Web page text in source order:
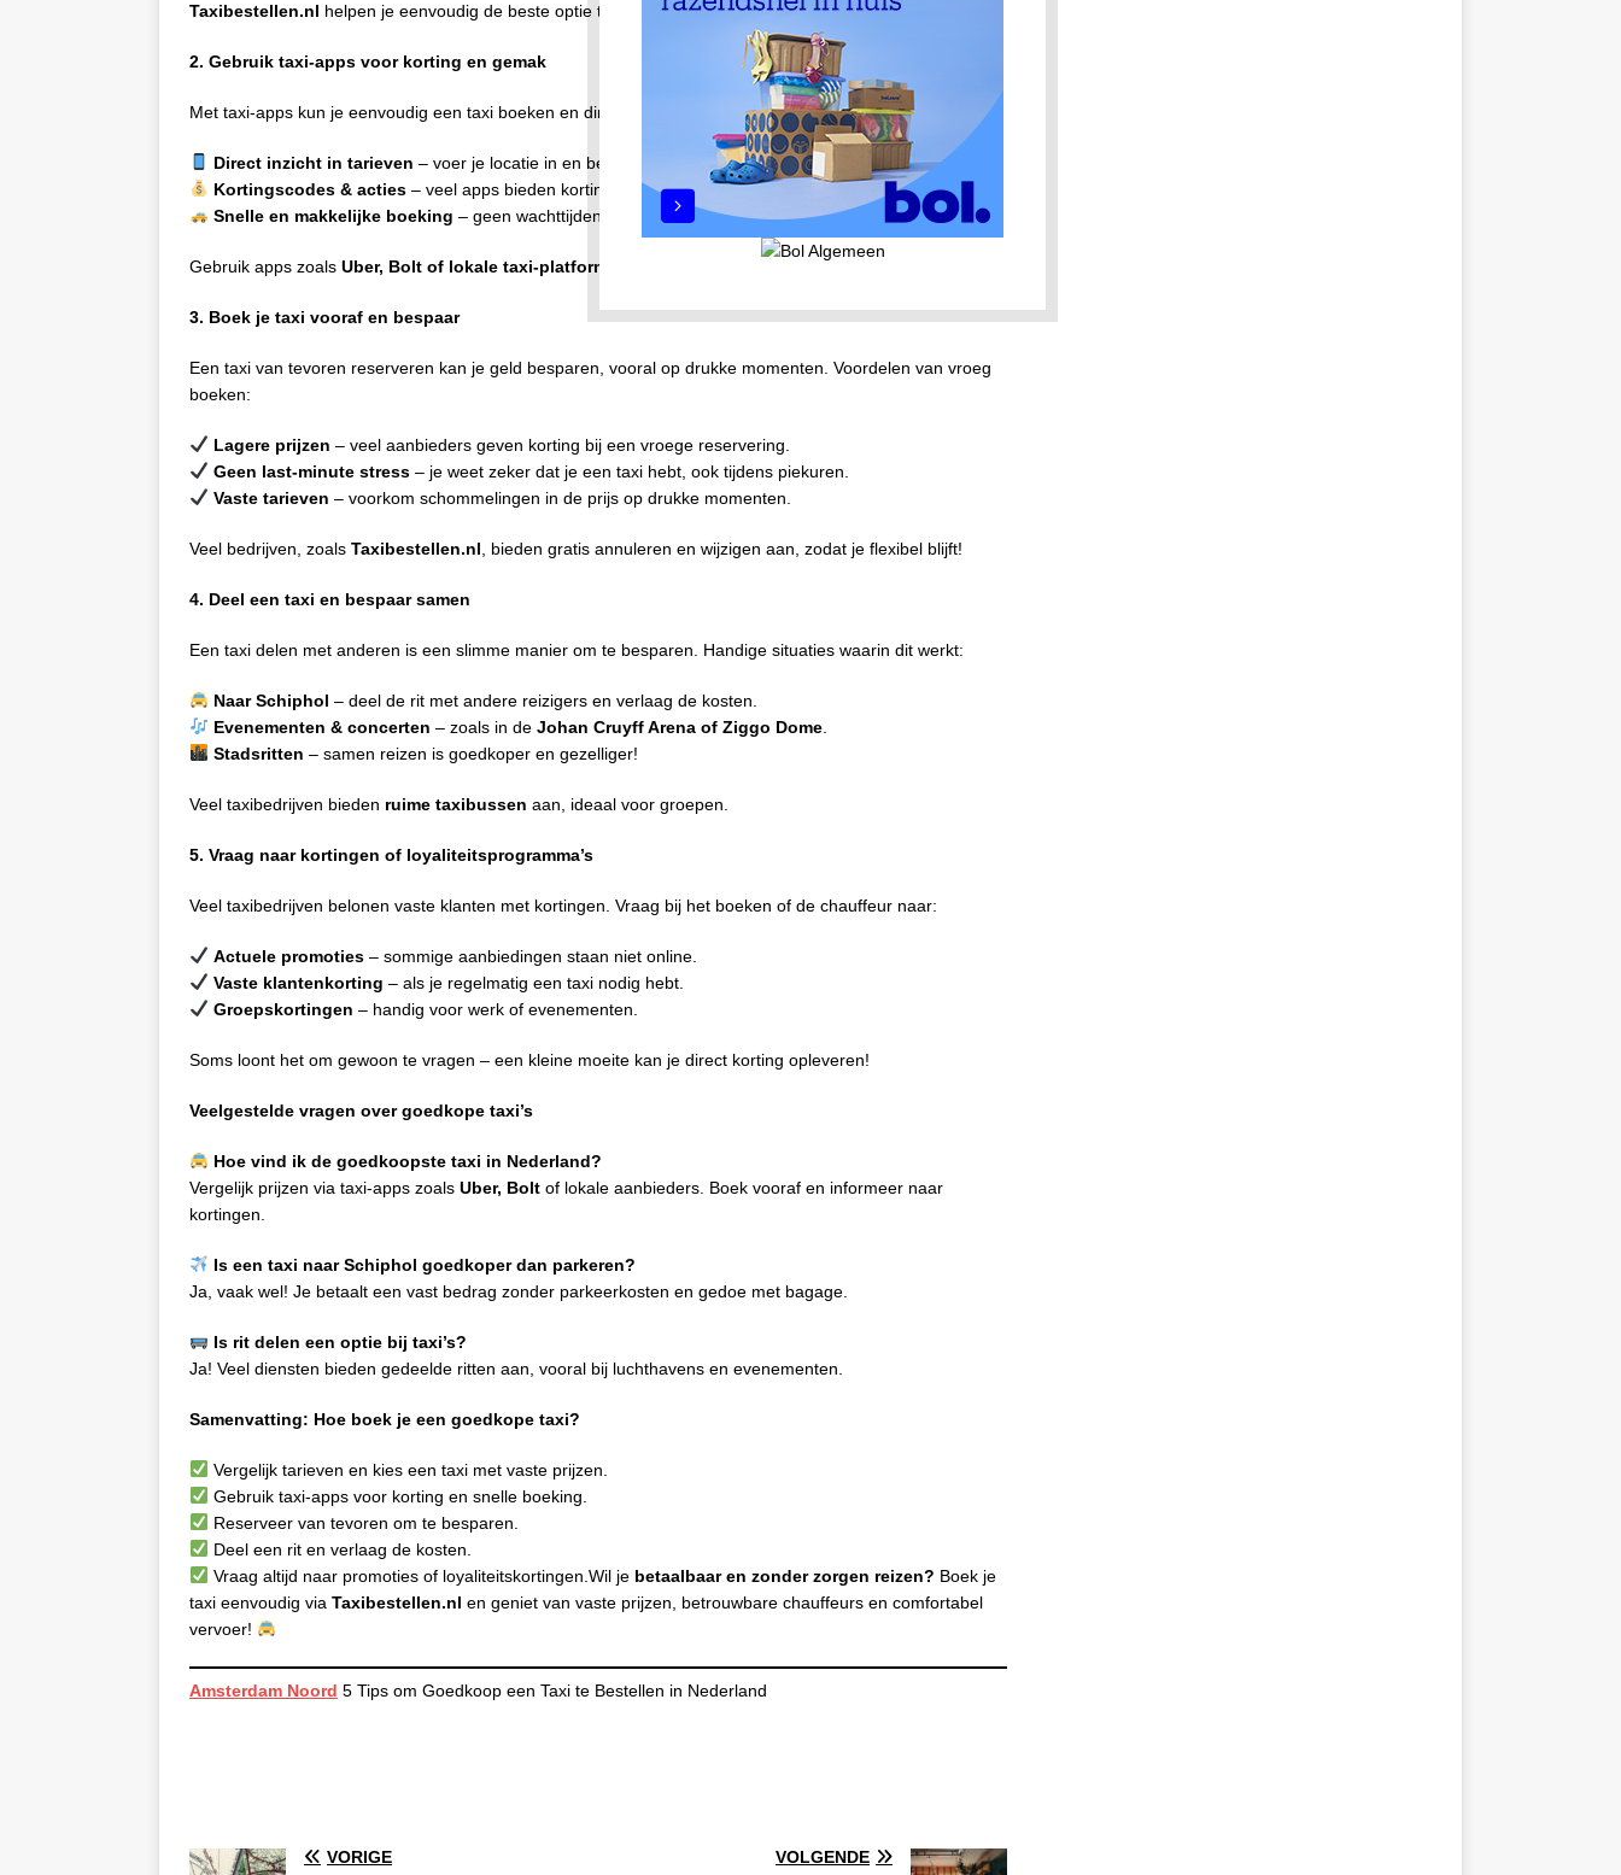
Taxibestellen.nl helpen je eenvoudig de beste optie te vinden.
2. Gebruik taxi-apps voor korting en gemak
Met taxi-apps kun je eenvoudig een taxi boeken en direct prijzen vergelijken. Voordelen:
Direct inzicht in tarieven – voer je locatie in en bekijk de prijzen per aanbieder.
Kortingscodes & acties– veel apps bieden kortingen voor nieuwe gebruikers of speciale deals.
Snelle en makkelijke boeking – geen wachttijden, je taxi is direct geregeld.
Gebruik apps zoals Uber, Bolt of lokale taxi-platforms om de voordeligste optie te kiezen.
3. Boek je taxi vooraf en bespaar
Een taxi van tevoren reserveren kan je geld besparen, vooral op drukke momenten. Voordelen van vroeg
boeken:
Lagere prijzen – veel aanbieders geven korting bij een vroege reservering.
Geen last-minute stress– je weet zeker dat je een taxi hebt, ook tijdens piekuren.
Vaste tarieven – voorkom schommelingen in de prijs op drukke momenten.
Veel bedrijven, zoals Taxibestellen.nl , bieden gratis annuleren en wijzigen aan, zodat je flexibel blijft!
4. Deel een taxi en bespaar samen
Een taxi delen met anderen is een slimme manier om te besparen. Handige situaties waarin dit werkt:
Naar Schiphol – deel de rit met andere reizigers en verlaag de kosten.
Evenementen & concerten – zoals in de Johan Cruyff Arena of Ziggo Dome.
Stadsritten – samen reizen is goedkoper en gezelliger!
Veel taxibedrijven bieden ruime taxibussen aan, ideaal voor groepen.
5. Vraag naar kortingen of loyaliteitsprogramma’s
Veel taxibedrijven belonen vaste klanten met kortingen. Vraag bij het boeken of de chauffeur naar:
Actuele promoties– sommige aanbiedingen staan niet online.
Vaste klantenkorting – als je regelmatig een taxi nodig hebt.
Groepskortingen – handig voor werk of evenementen.
Soms loont het om gewoon te vragen – een kleine moeite kan je direct korting opleveren!
Veelgestelde vragen over goedkope taxi’s
Hoe vind ik de goedkoopste taxi in Nederland?
Vergelijk prijzen via taxi-apps zoals Uber, Bolt of lokale aanbieders. Boek vooraf en informeer naar
kortingen.
Is een taxi naar Schiphol goedkoper dan parkeren?
Ja, vaak wel! Je betaalt een vast bedrag zonder parkeerkosten en gedoe met bagage.
Is rit delen een optie bij taxi’s?
Ja! Veel diensten bieden gedeelde ritten aan, vooral bij luchthavens en evenementen.
Samenvatting: Hoe boek je een goedkope taxi?
Vergelijk tarieven en kies een taxi met vaste prijzen.
Gebruik taxi-apps voor korting en snelle boeking.
Reserveer van tevoren om te besparen.
Deel een rit en verlaag de kosten.
Vraag altijd naar promoties of loyaliteitskortingen.Wil je betaalbaar en zonder zorgen reizen? Boek je
taxi eenvoudig via Taxibestellen.nl en geniet van vaste prijzen, betrouwbare chauffeurs en comfortabel
vervoer!
Amsterdam Noord 5 Tips om Goedkoop een Taxi te Bestellen in Nederland
VORIGE VOLGENDE